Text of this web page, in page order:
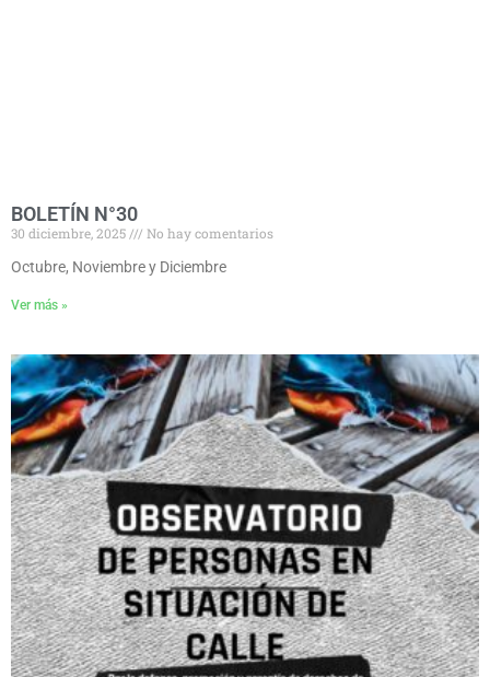
BOLETÍN N°30
30 diciembre, 2025
No hay comentarios
Octubre, Noviembre y Diciembre
Ver más »